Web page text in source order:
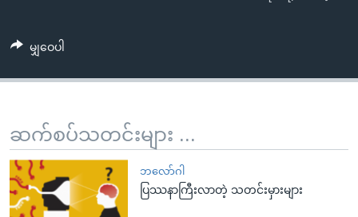
စာမျက်နှာ
ကျော်
ရှာဖွေ
ရန်
နေရာ
သို့
ဗွီအိုအေ လူမှုကွန်ယက်များ
ဘာသာစကားများ
မျှဝေပါ
ဆက်စပ်သတင်းများ ...
ဘလော်ဂါ
ပြဿနာကြီးလာတဲ့ သတင်းမှားများ